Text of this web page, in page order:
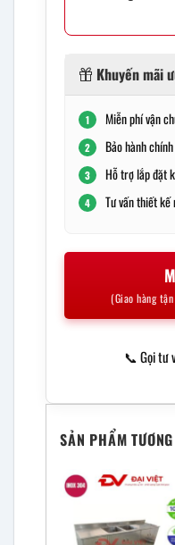
Khuyến mãi
1 Miễn phí vận
2 Bảo hành
3 Hỗ trợ lắp đặt
4 Tư vấn thiết kế
(Giao hàng
📞 Gọi tư
SẢN PHẨM